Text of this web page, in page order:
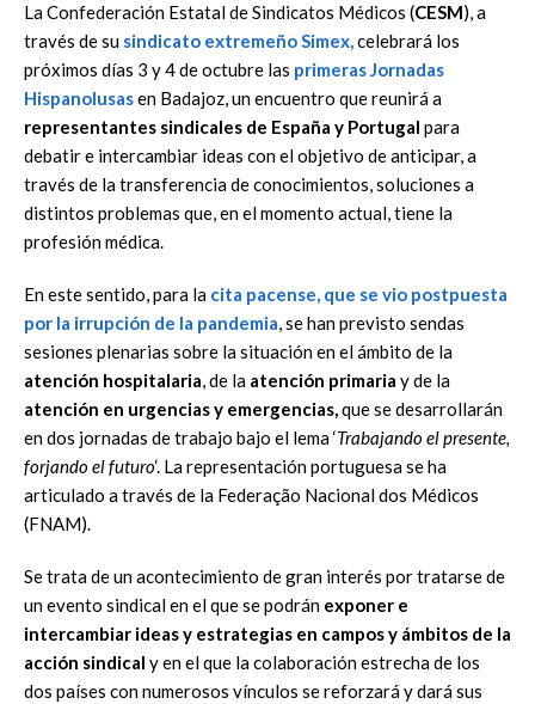
La Confederación Estatal de Sindicatos Médicos (CESM), a
través de su sindicato extremeño Simex,celebrará los
próximos días 3 y 4 de octubre las primeras Jornadas
Hispanolusasen Badajoz, un encuentro que reunirá a
representantes sindicales de España y Portugal para
debatir e intercambiar ideas con el objetivo de anticipar, a
través de la transferencia de conocimientos, soluciones a
distintos problemas que, en el momento actual, tiene la
profesión médica.
En este sentido, para la cita pacense, que se vio postpuesta
por la irrupción de la pandemia, se han previsto sendas
sesiones plenarias sobre la situación en el ámbito de la
atención hospitalaria, de la atención primaria y de la
atención en urgencias y emergencias,que se desarrollarán
en dos jornadas de trabajo bajo el lema ‘Trabajando el presente,
forjando el futuro‘. La representación portuguesa se ha
articulado a través de la Federação Nacional dos Médicos
(FNAM).
Se trata de un acontecimiento de gran interés por tratarse de
un evento sindical en el que se podrán exponer e
intercambiar ideas y estrategias en campos y ámbitos de la
acción sindical y en el que la colaboración estrecha de los
dos países con numerosos vínculos se reforzará y dará sus